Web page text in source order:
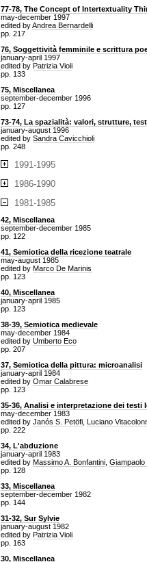
77-78, The Concept of Intertextuality
may-december 1997
edited byAndrea Bernardelli
pp. 217
76, Soggettività femminile e scrittura
january-april 1997
edited by Patrizia Violi
pp. 133
75, Miscellanea
september-december 1996
pp. 127
73-74, La spazialità: valori, strutture,
january-august 1996
edited by Sandra Cavicchioli
pp. 248
1991-1995
1986-1990
1981-1985
42, Miscellanea
september-december 1985
pp. 122
41, Semiotica della ricezione teatrale
may-august 1985
edited by Marco De Marinis
pp. 123
40, Miscellanea
january-april 1985
pp. 123
38-39, Semiotica medievale
may-december 1984
edited by Umberto Eco
pp. 207
37, Semiotica della pittura: microanalisi
january-april 1984
edited by Omar Calabrese
pp. 123
35-36, Analisi e interpretazione dei testi
may-december 1983
edited by Janós S. Petöfi Luciano
pp. 222
34, L'abduzione
january-april 1983
edited by Massimo A. Bonfantini Giampaolo
pp. 128
33, Miscellanea
september-december 1982
pp. 144
31-32, Sur Sylvie
january-august 1982
edited by Patrizia Violi
pp. 163
30, Miscellanea